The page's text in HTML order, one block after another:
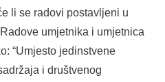
li se radovi postavljeni u
umjetnika i umjetnica
“Umjesto jedinstvene
i društvenog